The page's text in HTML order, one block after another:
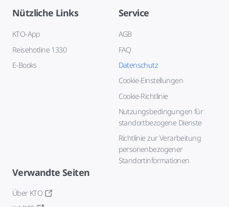
Nützliche Links
KTO-App
Reisehotline 1330
E-Books
Service
AGB
FAQ
Datenschutz
Cookie-Einstellungen
Cookie-Richtlinie
Nutzungsbedingungen für
standortbezogene Dienste
Richtlinie zur Verarbeitung
personenbezogener
Standortinformationen
Verwandte Seiten
Über KTO